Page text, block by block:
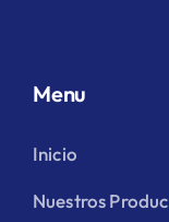
Menu
Inicio
Nuestros